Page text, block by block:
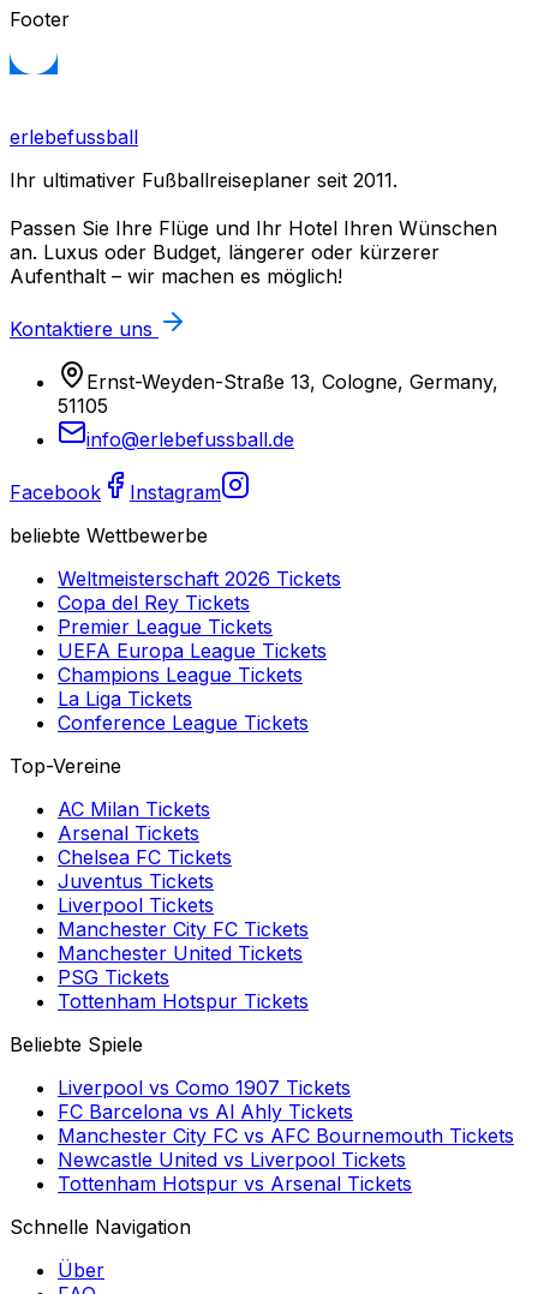
Footer
erlebefussball
Ihr ultimativer Fußballreiseplaner seit 2011.
Passen Sie Ihre Flüge und Ihr Hotel Ihren Wünschen
an. Luxus oder Budget, längerer oder kürzerer
Aufenthalt – wir machen es möglich!
Kontaktiere uns
Ernst-Weyden-Straße 13, Cologne, Germany,
51105
info@erlebefussball.de
Facebook
Instagram
beliebte Wettbewerbe
Weltmeisterschaft 2026 Tickets
Copa del Rey Tickets
Premier League Tickets
UEFA Europa League Tickets
Champions League Tickets
La Liga Tickets
Conference League Tickets
Top-Vereine
AC Milan Tickets
Arsenal Tickets
Chelsea FC Tickets
Juventus Tickets
Liverpool Tickets
Manchester City FC Tickets
Manchester United Tickets
PSG Tickets
Tottenham Hotspur Tickets
Beliebte Spiele
Liverpool vs Como 1907 Tickets
FC Barcelona vs Al Ahly Tickets
Manchester City FC vs AFC Bournemouth Tickets
Newcastle United vs Liverpool Tickets
Tottenham Hotspur vs Arsenal Tickets
Schnelle Navigation
Über